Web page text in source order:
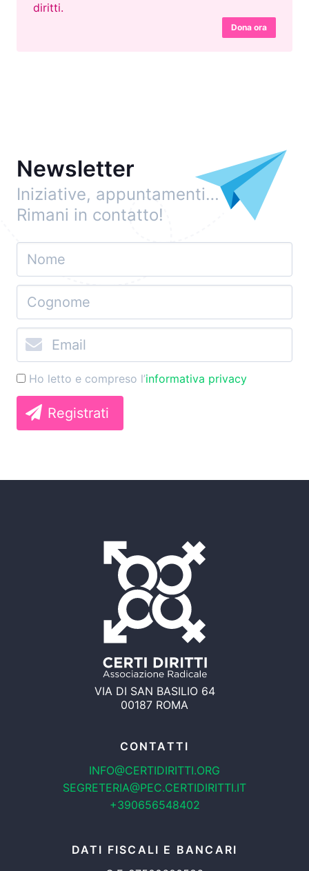
diritti.
Dona ora
Newsletter
Iniziative, appuntamenti…
Rimani in contatto!
Ho letto e compreso l’informativa privacy
Registrati
VIA DI SAN BASILIO 64
00187 ROMA
CONTATTI
INFO@CERTIDIRITTI.ORG
SEGRETERIA@PEC.CERTIDIRITTI.IT
+390656548402
DATI FISCALI E BANCARI